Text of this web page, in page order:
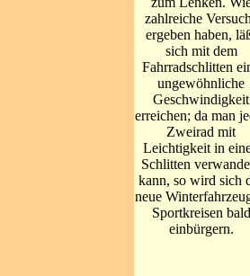
zahlreiche
ergeben haben,
sich mit dem
Fahrradschlitten
ungewöhnliche
Geschwindigkeit
erreichen; da man
Zweirad mit
Leichtigkeit in
Schlitten
kann, so wird sich
neue
Sportkreisen bald
einbürgern.